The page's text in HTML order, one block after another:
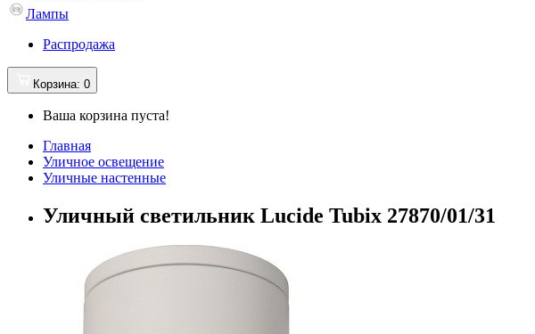
Лампы
Распродажа
Корзина: 0
Ваша корзина пуста!
Главная
Уличное освещение
Уличные настенные
Уличный светильник Lucide Tubix 27870/01/31